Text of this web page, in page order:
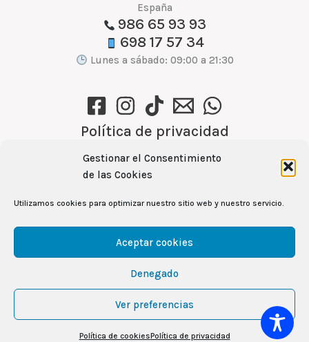
Gestionar el Consentimiento
de las Cookies
Utilizamos cookies para optimizar nuestro sitio web y nuestro servicio.
Aceptar cookies
Denegado
Ver preferencias
Política de cookiesPolítica de privacidad
España
986 65 93 93
698 17 57 34
Lunes a sábado: 09:00 a 21:30
Política de privacidad
Aviso Legal
Copyright © 2026 Mercamas Casal | Powered by
104
CUBES& Rita García Gil